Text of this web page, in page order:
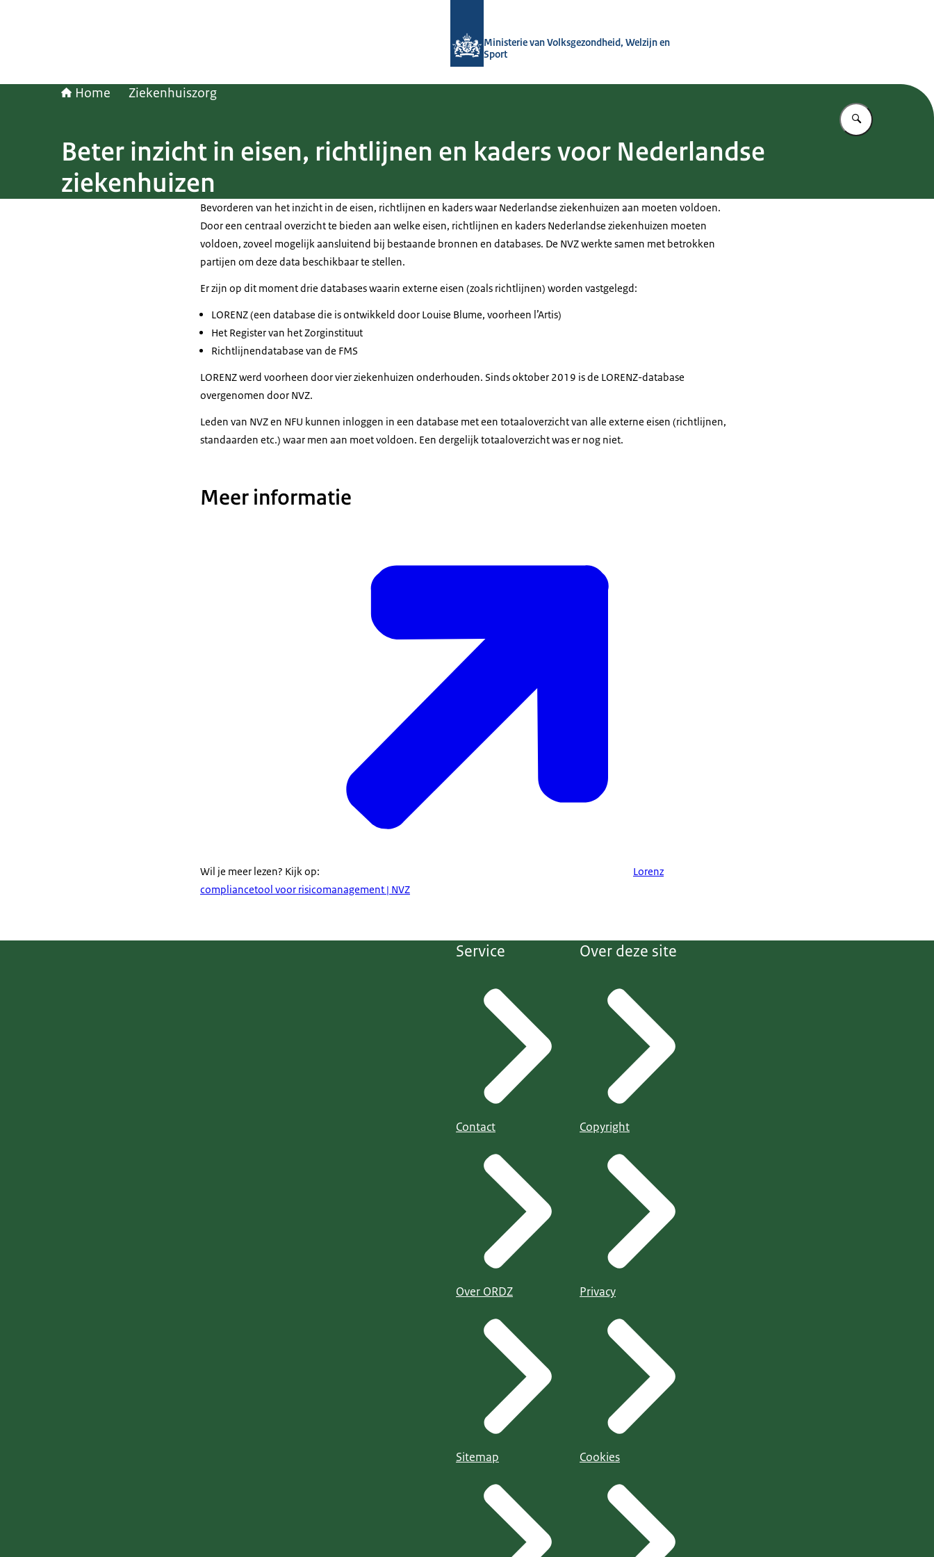
Ministerie van Volksgezondheid, Welzijn en
Sport
Home Ziekenhuiszorg
Vul in wat u
Beter inzicht in eisen, richtlijnen en kaders voor Nederlandse
ziekenhuizen
Bevorderen van het inzicht in de eisen, richtlijnen en kaders waar Nederlandse ziekenhuizen aan moeten voldoen.
Door een centraal overzicht te bieden aan welke eisen, richtlijnen en kaders Nederlandse ziekenhuizen moeten
voldoen, zoveel mogelijk aansluitend bij bestaande bronnen en databases. De NVZ werkte samen met betrokken
partijen om deze data beschikbaar te stellen.
Er zijn op dit moment drie databases waarin externe eisen (zoals richtlijnen) worden vastgelegd:
LORENZ (een database die is ontwikkeld door Louise Blume, voorheen l’Artis)
Het Register van het Zorginstituut
Richtlijnendatabase van de FMS
LORENZ werd voorheen door vier ziekenhuizen onderhouden. Sinds oktober 2019 is de LORENZ-database
overgenomen door NVZ.
Leden van NVZ en NFU kunnen inloggen in een database met een totaaloverzicht van alle externe eisen (richtlijnen,
standaarden etc.) waar men aan moet voldoen. Een dergelijk totaaloverzicht was er nog niet.
Meer informatie
Wil je meer lezen? Kijk op:
Lorenz
compliancetool voor risicomanagement | NVZ
Service
Contact
Over ORDZ
Sitemap
Over deze site
Copyright
Privacy
Cookies